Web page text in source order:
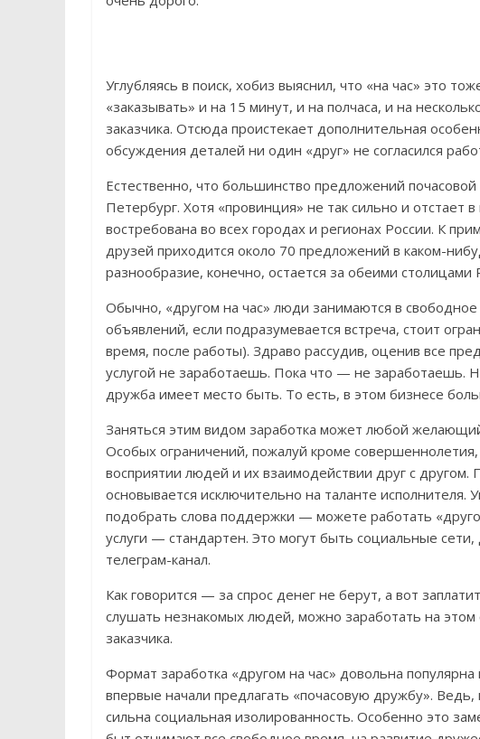
Углубляясь в поиск, хобиз выяснил, что «на час» это
«заказывать» и на 15 минут, и на полчаса, и на
заказчика. Отсюда проистекает дополнительная
обсуждения деталей ни один «друг» не согласился
Естественно, что большинство предложений
Петербург. Хотя «провинция» не так сильно и отстает в
востребована во всех городах и регионах России. К
друзей приходится около 70 предложений в каком-
разнообразие, конечно, остается за обеими столицами
Обычно, «другом на час» люди занимаются в
объявлений, если подразумевается встреча, стоит
время, после работы). Здраво рассудив, оценив все
услугой не заработаешь. Пока что — не заработаешь.
дружба имеет место быть. То есть, в этом бизнесе
Заняться этим видом заработка может любой
Особых ограничений, пожалуй кроме
восприятии людей и их взаимодействии друг с другом.
основывается исключительно на таланте
подобрать слова поддержки — можете работать
услуги — стандартен. Это могут быть социальные
телеграм-канал.
Как говорится — за спрос денег не берут, а вот
слушать незнакомых людей, можно заработать на этом
заказчика.
Формат заработка «другом на час» довольна
впервые начали предлагать «почасовую дружбу».
сильна социальная изолированность. Особенно это